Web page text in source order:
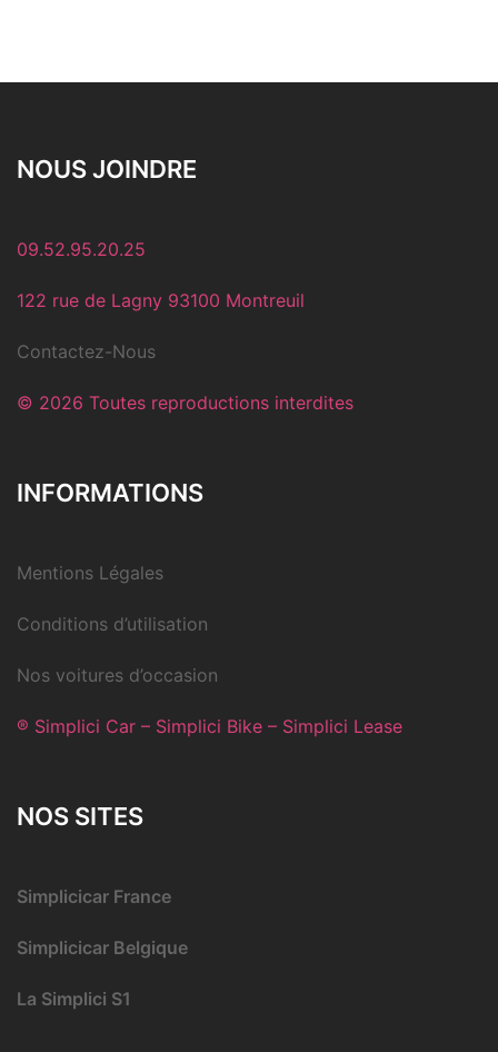
NOUS JOINDRE
09.52.95.20.25
122 rue de Lagny 93100 Montreuil
Contactez-Nous
© 2026 Toutes reproductions interdites
INFORMATIONS
Mentions Légales
Conditions d’utilisation
Nos voitures d’occasion
® Simplici Car – Simplici Bike – Simplici Lease
NOS SITES
Simplicicar France
Simplicicar Belgique
La Simplici S1